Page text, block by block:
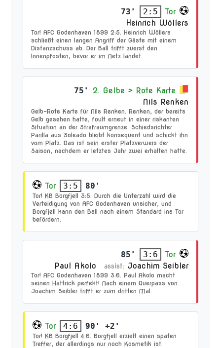
73' 2:5
Tor
Heinrich Wöllers
Tor! AFC Godenhaven 1899 2:5. Heinrich Wöllers
schließt einen langen Angriff der Gäste mit einem
Distanzschuss ab. Der Ball trifft zuerst den
Innenpfosten, bevor er im Netz landet.
75'
2. Gelbe > Rote Karte
Nils Renken
Gelb-Rote Karte für Nils Renken. Renken, der bereits
Gelb gesehen hatte, foult erneut in einer riskanten
Situation an der Strafraumgrenze. Schiedsrichter
Parilla aus Soleado bleibt konsequent und schickt ihn
vom Platz. Das ist sein erster Platzverweis der
Saison, nachdem er letztes Jahr zwei erhalten hatte.
Tor 3:5 80'
Tor! KB Borgfjell 3:5. Durch die Unterzahl wird die
Verteidigung von AFC Godenhaven unsicher, und
Borgfjell kann den Ball nach einem Standard ins Tor
befördern.
85' 3:6
Tor
Paul Akolo
assist: Joachim Seibler
Tor! AFC Godenhaven 1899 3:6. Paul Akolo macht
seinen Hattrick perfekt! Nach einem Querpass von
Joachim Seibler trifft er zum dritten Mal.
Tor 4:6 90' +2'
Tor! KB Borgfjell 4:6. Borgfjell erzielt einen späten
Treffer, der allerdings nur noch Kosmetik ist.